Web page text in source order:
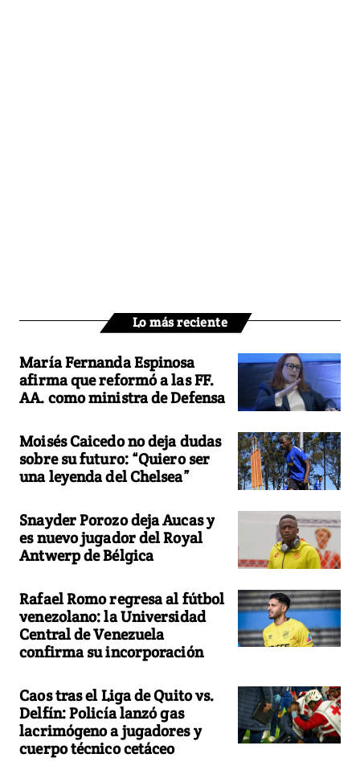
Lo más reciente
María Fernanda Espinosa
afirma que reformó a las FF.
AA. como ministra de Defensa
Moisés Caicedo no deja dudas
sobre su futuro: “Quiero ser
una leyenda del Chelsea”
Snayder Porozo deja Aucas y
es nuevo jugador del Royal
Antwerp de Bélgica
Rafael Romo regresa al fútbol
venezolano: la Universidad
Central de Venezuela
confirma su incorporación
Caos tras el Liga de Quito vs.
Delfín: Policía lanzó gas
lacrimógeno a jugadores y
cuerpo técnico cetáceo